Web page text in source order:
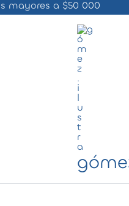
mayores a $50 000